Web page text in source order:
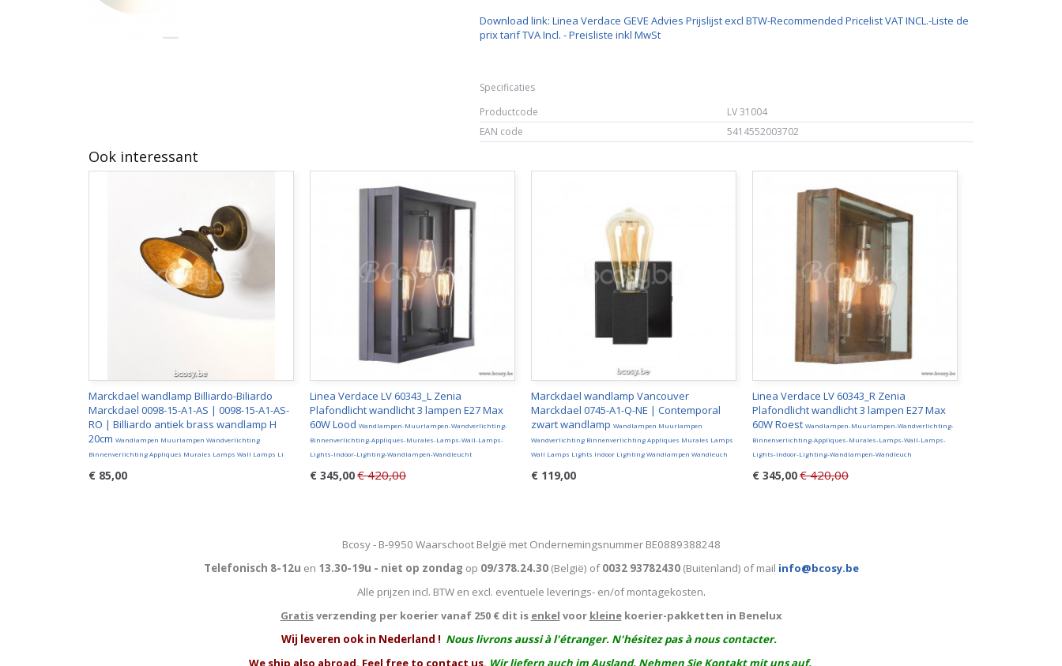
Download link: Linea Verdace GEVE Advies Prijslijst excl BTW-Recommended Pricelist VAT INCL.-Liste de
prix tarif TVA Incl. - Preisliste inkl MwSt
Specificaties
Productcode
LV 31004
EAN code
5414552003702
Ook interessant
Marckdael wandlamp Billiardo-Biliardo
Marckdael 0098-15-A1-AS | 0098-15-A1-AS-
RO | Billiardo antiek brass wandlamp H
20cm Wandlampen Muurlampen Wandverlichting
Binnenverlichting Appliques Murales Lamps Wall Lamps Li
€ 85,00
Linea Verdace LV 60343_L Zenia
Plafondlicht wandlicht 3 lampen E27 Max
60W Lood Wandlampen-Muurlampen-Wandverlichting-
Binnenverlichting-Appliques-Murales-Lamps-Wall-Lamps-
Lights-Indoor-Lighting-Wandlampen-Wandleucht
€ 345,00€ 420,00
Marckdael wandlamp Vancouver
Marckdael 0745-A1-Q-NE | Contemporal
zwart wandlamp Wandlampen Muurlampen
Wandverlichting Binnenverlichting Appliques Murales Lamps
Wall Lamps Lights Indoor Lighting Wandlampen Wandleuch
€ 119,00
Linea Verdace LV 60343_R Zenia
Plafondlicht wandlicht 3 lampen E27 Max
60W Roest Wandlampen-Muurlampen-Wandverlichting-
Binnenverlichting-Appliques-Murales-Lamps-Wall-Lamps-
Lights-Indoor-Lighting-Wandlampen-Wandleuch
€ 345,00€ 420,00
Bcosy - B-9950 Waarschoot België met Ondernemingsnummer BE0889388248
Telefonisch 8-12u en 13.30-19u - niet op zondag op 09/378.24.30(België) of0032 93782430(Buitenland) of mail info@bcosy.be
Alle prijzen incl. BTW en excl. eventuele leverings- en/of montagekosten.
Gratisverzending per koerier vanaf 250 € dit is enkel voor kleinekoerier-pakketten in Benelux
Wij leveren ook in Nederland ! Nous livrons aussi à l'étranger. N'hésitez pas à nous contacter.
We ship also abroad. Feel free to contact us. Wir liefern auch im Ausland. Nehmen Sie Kontakt mit uns auf.